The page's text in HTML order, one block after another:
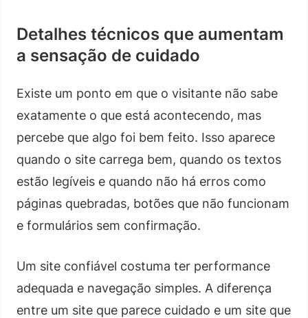
Detalhes técnicos que aumentam
a sensação de cuidado
Existe um ponto em que o visitante não sabe
exatamente o que está acontecendo, mas
percebe que algo foi bem feito. Isso aparece
quando o site carrega bem, quando os textos
estão legíveis e quando não há erros como
páginas quebradas, botões que não funcionam
e formulários sem confirmação.
Um site confiável costuma ter performance
adequada e navegação simples. A diferença
entre um site que parece cuidado e um site que